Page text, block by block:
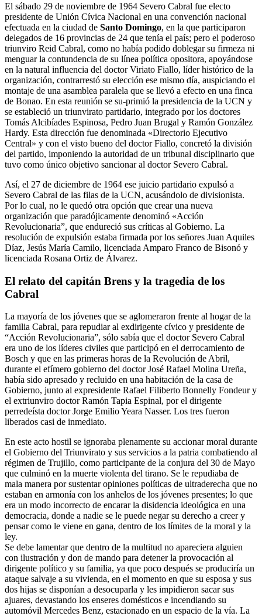
El sábado 29 de noviembre de 1964 Severo Cabral fue electo
presidente de Unión Cívica Nacional en una convención nacional
efectuada en la ciudad de Santo Domingo, en la que participaron
delegados de 16 provincias de 24 que tenía el país; pero el poderoso
triunviro Reid Cabral, como no había podido doblegar su firmeza ni
menguar la contundencia de su línea política opositora, apoyándose
en la natural influencia del doctor Viriato Fiallo, líder histórico de la
organización, contrarrestó su elección ese mismo día, auspiciando el
montaje de una asamblea paralela que se llevó a efecto en una finca
de Bonao. En esta reunión se su-primió la presidencia de la UCN y
se estableció un triunvirato partidario, integrado por los doctores
Tomás Alcibíades Espinosa, Pedro Juan Brugal y Ramón González
Hardy. Esta dirección fue denominada «Directorio Ejecutivo
Central» y con el visto bueno del doctor Fiallo, concretó la división
del partido, imponiendo la autoridad de un tribunal disciplinario que
tuvo como único objetivo sancionar al doctor Severo Cabral.
Así, el 27 de diciembre de 1964 ese juicio partidario expulsó a
Severo Cabral de las filas de la UCN, acusándolo de divisionista.
Por lo cual, no le quedó otra opción que crear una nueva
organización que paradójicamente denominó «Acción
Revolucionaria”, que endureció sus críticas al Gobierno. La
resolución de expulsión estaba firmada por los señores Juan Aquiles
Díaz, Jesús María Camilo, licenciada Amparo Franco de Bisonó y
licenciada Rosana Ortiz de Álvarez.
El relato del capitán Brens y la tragedia de los
Cabral
La mayoría de los jóvenes que se aglomeraron frente al hogar de la
familia Cabral, para repudiar al exdirigente cívico y presidente de
“Acción Revolucionaria”, sólo sabía que el doctor Severo Cabral
era uno de los líderes civiles que participó en el derrocamiento de
Bosch y que en las primeras horas de la Revolución de Abril,
durante el efímero gobierno del doctor José Rafael Molina Ureña,
había sido apresado y recluido en una habitación de la casa de
Gobierno, junto al expresidente Rafael Filiberto Bonnelly Fondeur y
el extriunviro doctor Ramón Tapia Espinal, por el dirigente
perredeísta doctor Jorge Emilio Yeara Nasser. Los tres fueron
liberados casi de inmediato.
En este acto hostil se ignoraba plenamente su accionar moral durante
el Gobierno del Triunvirato y sus servicios a la patria combatiendo al
régimen de Trujillo, como participante de la conjura del 30 de Mayo
que culminó en la muerte violenta del tirano. Se le repudiaba de
mala manera por sustentar opiniones políticas de ultraderecha que no
estaban en armonía con los anhelos de los jóvenes presentes; lo que
era un modo incorrecto de encarar la disidencia ideológica en una
democracia, donde a nadie se le puede negar su derecho a creer y
pensar como le viene en gana, dentro de los límites de la moral y la
ley.
Se debe lamentar que dentro de la multitud no apareciera alguien
con ilustración y don de mando para detener la provocación al
dirigente político y su familia, ya que poco después se produciría un
ataque salvaje a su vivienda, en el momento en que su esposa y sus
dos hijas se disponían a desocuparla y les impidieron sacar sus
ajuares, devastando los enseres domésticos e incendiando su
automóvil Mercedes Benz, estacionado en un espacio de la vía. La